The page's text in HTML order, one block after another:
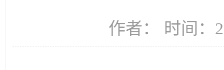
作者： 时间：